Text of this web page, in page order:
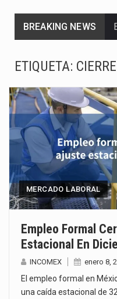
BREAKING NEWS
ETIQUETA:
MERCADO LABORAL
Empleo Formal
Estacional En
INCOMEX enero 8,
El empleo formal en
una caída estacional de